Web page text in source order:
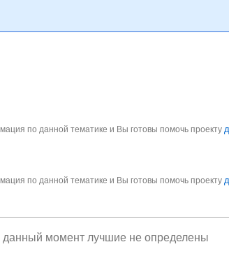
по данной тематике и Вы готовы помочь проекту
по данной тематике и Вы готовы помочь проекту
данный момент лучшие не определены